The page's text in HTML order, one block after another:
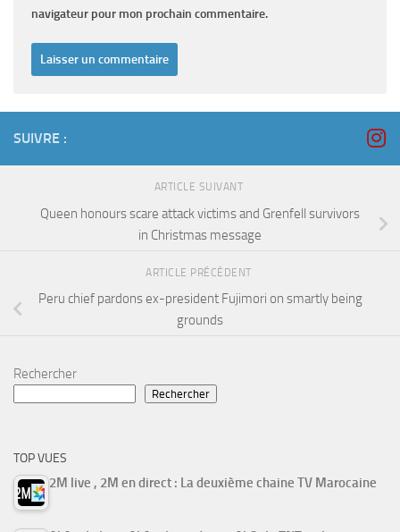
navigateur pour mon prochain commentaire.
SUIVRE :
ARTICLE SUIVANT
Queen honours scare attack victims and Grenfell survivors
in Christmas message
ARTICLE PRÉCÉDENT
Peru chief pardons ex-president Fujimori on smartly being
grounds
Rechercher
Rechercher
TOP VUES
2M live , 2M en direct : La deuxième chaine TV Marocaine